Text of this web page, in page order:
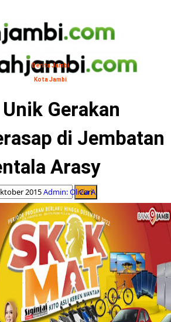
Berita Jambi
Kota Jambi
Gerakan
di Jembatan
Arasy
2015Admin: Olivia A